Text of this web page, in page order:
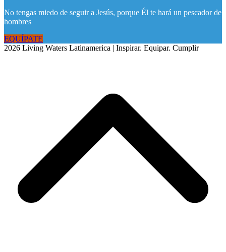
No tengas miedo de seguir a Jesús, porque Él te hará un pescador de
hombres
EQUÍPATE
2026 Living Waters Latinamerica | Inspirar. Equipar. Cumplir